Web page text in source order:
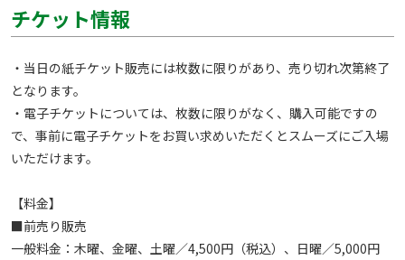
チケット情報
・当日の紙チケット販売には枚数に限りがあり、売り切れ次第終了
となります。
・電子チケットについては、枚数に限りがなく、購入可能ですの
で、事前に電子チケットをお買い求めいただくとスムーズにご入場
いただけます。
【料金】
■前売り販売
一般料金：木曜、金曜、土曜／4,500円（税込）、日曜／5,000円